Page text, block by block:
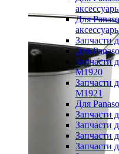
Для
Запчасти
Для
Запчасти
M1920
Запчасти
M1921
Для
Запчасти
Запчасти
Запчасти
Запчасти